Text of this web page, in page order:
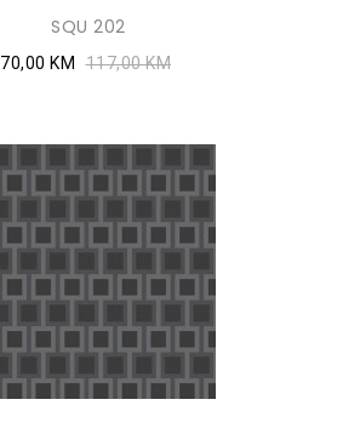
SQU 202
70,00 KM 117,00 KM